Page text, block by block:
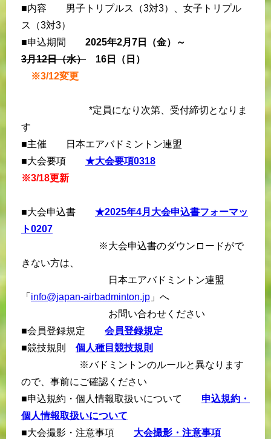
■内容 男子トリプルス（3対3）、女子トリプル
ス（3対3）
■申込期間 2025年2月7日（金）～
3月12日（水） 16日（日）
※3/12変更
*定員になり次第、受付締切となりま
す
■主催 日本エアバドミントン連盟
■大会要項 ★大会要項0318
※3/18更新
■大会申込書 ★2025年4月大会申込書フォーマッ
ト0207
※大会申込書のダウンロードがで
きない方は、
日本エアバドミントン連盟
「 info@japan-airbadminton.jp 」へ
お問い合わせください
■会員登録規定 会員登録規定
■競技規則 個人種目競技規則
※バドミントンのルールと異なります
ので、事前にご確認ください
■申込規約・個人情報取扱いについて 申込規約・
個人情報取扱いについて
■大会撮影・注意事項 大会撮影・注意事項